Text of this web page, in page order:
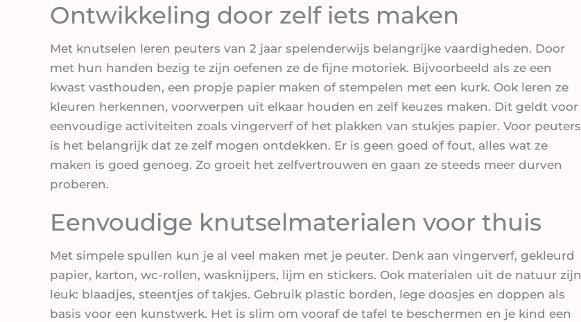
Ontwikkeling door zelf iets maken
Met knutselen leren peuters van 2 jaar spelenderwijs belangrijke vaardigheden. Door
met hun handen bezig te zijn oefenen ze de fijne motoriek. Bijvoorbeeld als ze een
kwast vasthouden, een propje papier maken of stempelen met een kurk. Ook leren ze
kleuren herkennen, voorwerpen uit elkaar houden en zelf keuzes maken. Dit geldt voor
eenvoudige activiteiten zoals vingerverf of het plakken van stukjes papier. Voor peuters
is het belangrijk dat ze zelf mogen ontdekken. Er is geen goed of fout, alles wat ze
maken is goed genoeg. Zo groeit het zelfvertrouwen en gaan ze steeds meer durven
proberen.
Eenvoudige knutselmaterialen voor thuis
Met simpele spullen kun je al veel maken met je peuter. Denk aan vingerverf, gekleurd
papier, karton, wc-rollen, wasknijpers, lijm en stickers. Ook materialen uit de natuur zijn
leuk: blaadjes, steentjes of takjes. Gebruik plastic borden, lege doosjes en doppen als
basis voor een kunstwerk. Het is slim om vooraf de tafel te beschermen en je kind een